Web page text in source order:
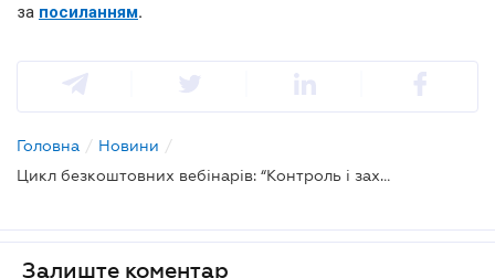
за посиланням.
Головна / Новини /
Цикл безкоштовних вебінарів: “Контроль і захист прав у публічних процесах: Уповноважений ВРУ з прав людини та доступ до інформації”
Залиште коментар